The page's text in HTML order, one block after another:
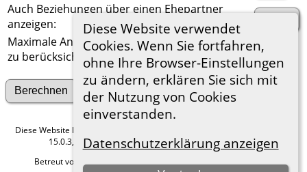
Diese Website verwendet
Cookies. Wenn Sie fortfahren,
ohne Ihre Browser-Einstellungen
zu ändern, erklären Sie sich mit
der Nutzung von Cookies
einverstanden.
Datenschutzerklärung anzeigen
Auch Beziehungen über einen Ehepartner
anzeigen:
Maximale Anzahl der
zu berücksichtigenden Generationen:
Suche nach anderen Verbindungen
Diese Website läuft mit
15.0.3, programmiert von Darrin Lythgoe © 2001-2026.
Betreut von